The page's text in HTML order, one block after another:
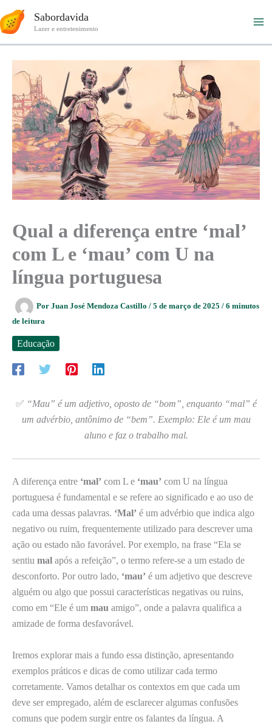
para
Sabordavida
Lazer e entretenimento
Qual a diferença entre ‘mal’
com L e ‘mau’ com U na
língua portuguesa
Por Juan José Mendoza Castillo / 5 de março de 2025 / 6 minutos
de leitura
Educação
✅ “Mau” é um adjetivo, oposto de “bom”, enquanto “mal” é
um advérbio, antônimo de “bem”. Exemplo: Ele é um mau
aluno e faz o trabalho mal.
A diferença entre ‘mal’ com L e ‘mau’ com U na língua
portuguesa é fundamental e se refere ao significado e ao uso de
cada uma dessas palavras. ‘Mal’ é um advérbio que indica algo
negativo ou ruim, frequentemente utilizado para descrever uma
ação ou estado não favorável. Por exemplo, na frase “Ela se
sentiu mal após a refeição”, o termo refere-se a um estado de
desconforto. Por outro lado, ‘mau’ é um adjetivo que descreve
alguém ou algo que possui características negativas ou ruins,
como em “Ele é um mau amigo”, onde a palavra qualifica a
amizade de forma desfavorável.
Iremos explorar mais a fundo essa distinção, apresentando
exemplos práticos e dicas de como utilizar cada termo
corretamente. Vamos detalhar os contextos em que cada um
deve ser empregado, além de esclarecer algumas confusões
comuns que podem surgir entre os falantes da língua. A